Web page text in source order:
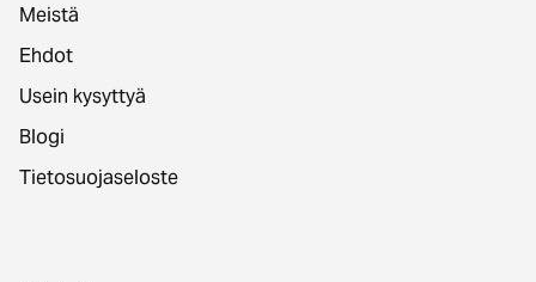
Meistä
Ehdot
Usein kysyttyä
Blogi
Tietosuojaseloste